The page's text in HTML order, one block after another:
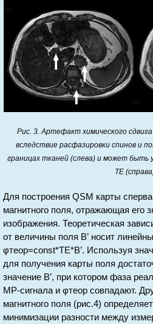
Рис. 3. Артефакт химического
вследствие расфазировки спинов и
границах тканей (слева) и может быть
TE
Для построения QSM карты
магнитного поля, отражающая его
изображения. Теоретическая
от величины поля B’ носит
φтеор=const*TE*B’. Используя
для получения карты поля
значение B’, при котором фаза
МР-сигнала и φтеор совпадают.
магнитного поля (рис.4)
минимизации разности между